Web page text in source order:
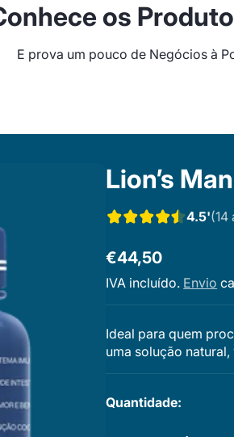
os
E prova um pouco de Negócios à
Lion’s
4.5'(14
Preço
regular
€44,50
IVA incluído. Envio
Ideal para quem
uma solução
Quantidade: